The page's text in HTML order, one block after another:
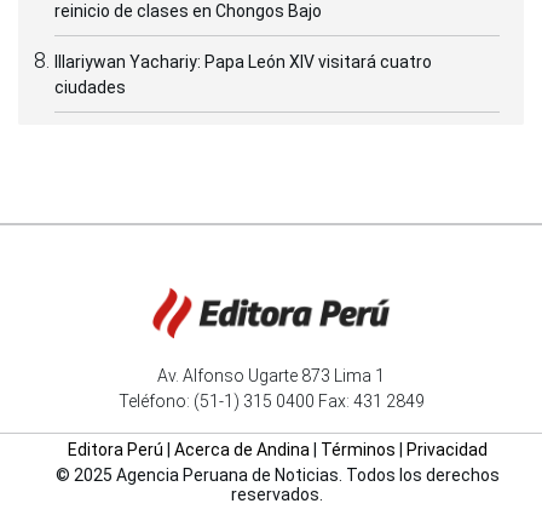
reinicio de clases en Chongos Bajo
Illariywan Yachariy: Papa León XIV visitará cuatro
ciudades
Av. Alfonso Ugarte 873 Lima 1
Teléfono: (51-1) 315 0400 Fax: 431 2849
Editora Perú Acerca de Andina| Términos
Privacidad
© 2025 Agencia Peruana de Noticias. Todos los derechos
reservados.